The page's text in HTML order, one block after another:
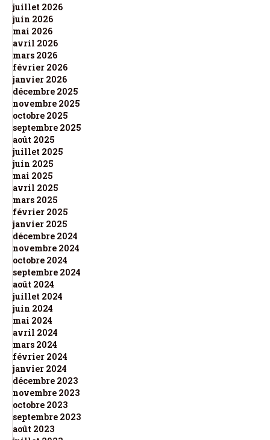
juillet 2026
juin 2026
mai 2026
avril 2026
mars 2026
février 2026
janvier 2026
décembre 2025
novembre 2025
octobre 2025
septembre 2025
août 2025
juillet 2025
juin 2025
mai 2025
avril 2025
mars 2025
février 2025
janvier 2025
décembre 2024
novembre 2024
octobre 2024
septembre 2024
août 2024
juillet 2024
juin 2024
mai 2024
avril 2024
mars 2024
février 2024
janvier 2024
décembre 2023
novembre 2023
octobre 2023
septembre 2023
août 2023